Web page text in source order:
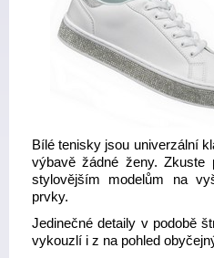
Bílé tenisky jsou univerzální
výbavě žádné ženy. Zkuste
stylovějším modelům na
prvky.
Jedinečné detaily v podobě
vykouzlí i z na pohled